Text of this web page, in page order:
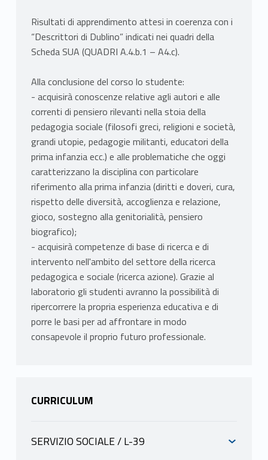
Risultati di apprendimento attesi in coerenza con i
“Descrittori di Dublino” indicati nei quadri della
Scheda SUA (QUADRI A.4.b.1 – A4.c).
Alla conclusione del corso lo studente:
- acquisirà conoscenze relative agli autori e alle
correnti di pensiero rilevanti nella stoia della
pedagogia sociale (filosofi greci, religioni e società,
grandi utopie, pedagogie militanti, educatori della
prima infanzia ecc.) e alle problematiche che oggi
caratterizzano la disciplina con particolare
riferimento alla prima infanzia (diritti e doveri, cura,
rispetto delle diversità, accoglienza e relazione,
gioco, sostegno alla genitorialità, pensiero
biografico);
- acquisirà competenze di base di ricerca e di
intervento nell'ambito del settore della ricerca
pedagogica e sociale (ricerca azione). Grazie al
laboratorio gli studenti avranno la possibilità di
ripercorrere la propria esperienza educativa e di
porre le basi per ad affrontare in modo
consapevole il proprio futuro professionale.
CURRICULUM
SERVIZIO SOCIALE / L-39